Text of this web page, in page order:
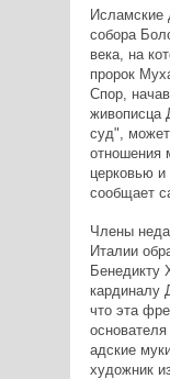
Исламские
собора
века, на
пророк
Спор,
живописца
суд", может
отношения
церковью
сообщает
Члены
Италии
Бенедикту
кардиналу
что эта
адские
художник